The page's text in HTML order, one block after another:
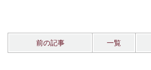
前の記事 一覧